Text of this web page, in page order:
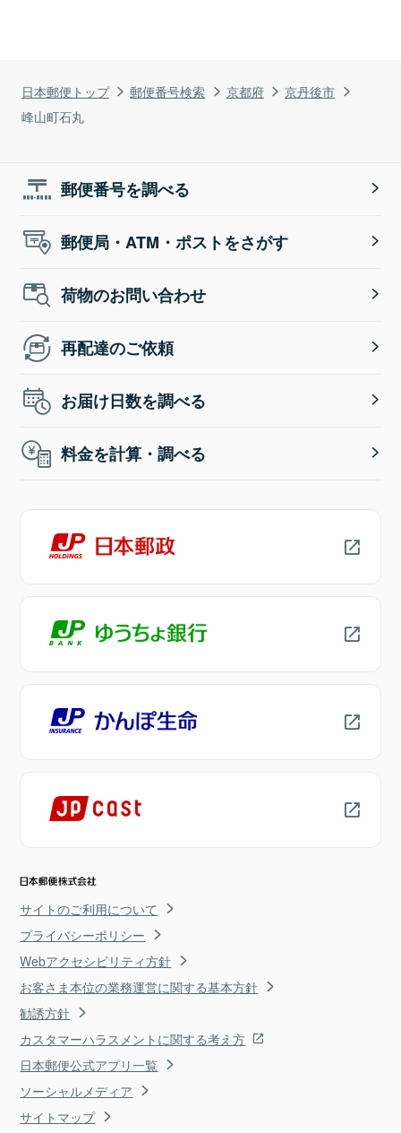
日本郵便トップ 郵便番号検索 京都府
京丹後市
峰山町石丸
郵便番号を調べる
郵便局・ATM・ポストをさがす
荷物のお問い合わせ
再配達のご依頼
お届け日数を調べる
料金を計算・調べる
サイトのご利用について
プライバシーポリシー
Webアクセシビリティ方針
お客さま本位の業務運営に関する基本方針
勧誘方針
カスタマーハラスメントに関する考え方
日本郵便公式アプリ一覧
ソーシャルメディア
サイトマップ